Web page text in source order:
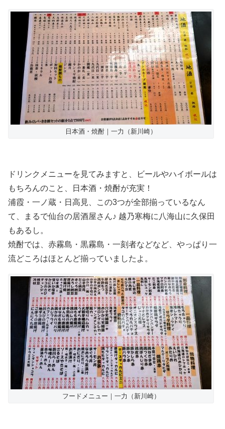
日本酒・焼酎｜一力（新川崎）
ドリンクメニューを見てみますと、ビールやハイボールは
もちろんのこと、日本酒・焼酎が充実！
浦霞・一ノ蔵・日高見、この3つが全部揃っているなん
て、まるで仙台の居酒屋さん♪ 越乃寒梅に八海山に久保田
もあるし。
焼酎では、赤霧島・黒霧島・一刻者などなど、やっぱり一
流どころはほとんど揃っていましたよ。
フードメニュー｜一力（新川崎）